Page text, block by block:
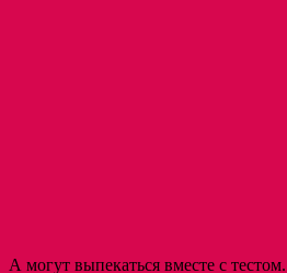
А могут выпекаться вместе с